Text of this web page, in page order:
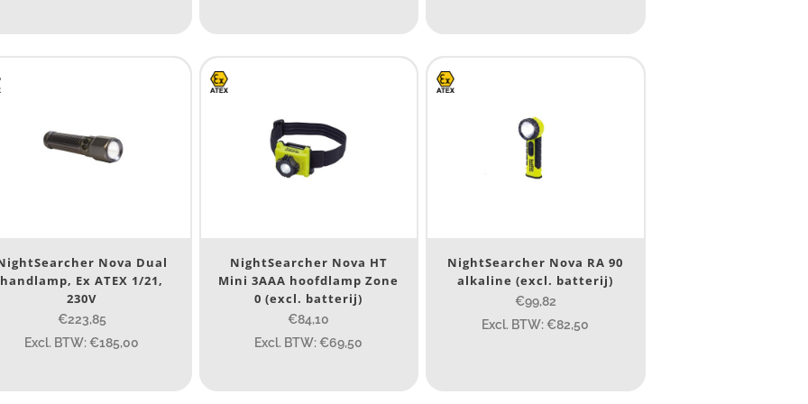
(g)
77.96 124 352
IP-X waarden
Product IP-X waarden
Nova Dual
handlamp, Ex ATEX 1/21,
230V
€223,85
Excl. BTW: €185,00
NightSearcher Nova HT
Mini 3AAA hoofdlamp Zone
0 (excl. batterij)
€84,10
Excl. BTW: €69,50
NightSearcher Nova RA 90
alkaline (excl. batterij)
€99,82
Excl. BTW: €82,50